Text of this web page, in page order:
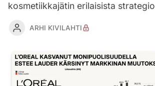
kosmetiikkajätin erilaisista
ARHI KIVILAHTI